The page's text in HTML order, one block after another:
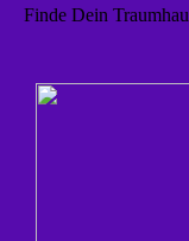
Finde Dein